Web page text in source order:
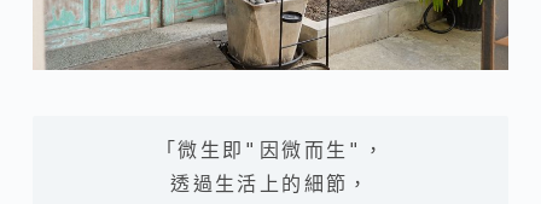
「微生即"因微而生"，
透過生活上的細節，